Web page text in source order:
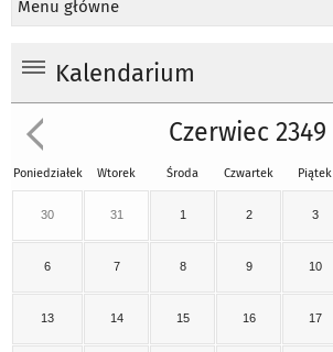
Menu główne
Kalendarium
Czerwiec 2349
Poniedziałek Wtorek Środa Czwartek Piątek
30 31 1 2 3
6 7 8 9 10
13 14 15 16 17